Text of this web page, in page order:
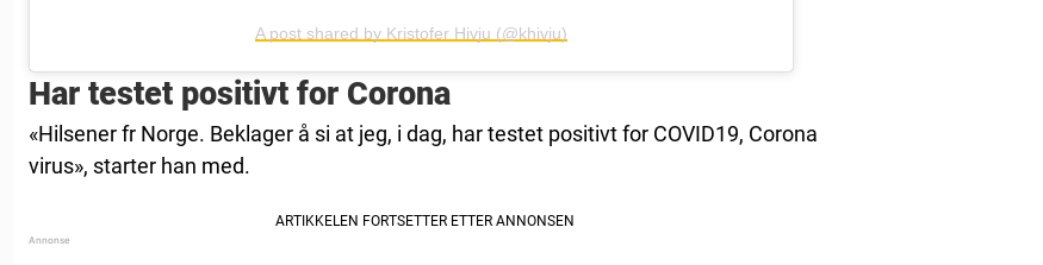
A post shared by Kristofer Hivju (@khivju)
Har testet positivt for Corona
«Hilsener fr Norge. Beklager å si at jeg, i dag, har testet positivt for COVID19, Corona
virus», starter han med.